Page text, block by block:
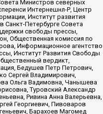
Министров северных
Интернешнл-Р, Центр
Институт развития
Санкт-Петербурге Совета
свободы прессы,
Общественная комиссия по
Информационное агентство
Институт Развития Свободы
вердикт,
Бедушев Петр Петрович,
Сергей Владимирович,
Ольга Вадимовна, Чанышева
Туровский Александр
Ривина Анна Валерьевна,
Георгиевич, Пивоваров
Барахоев Магомед